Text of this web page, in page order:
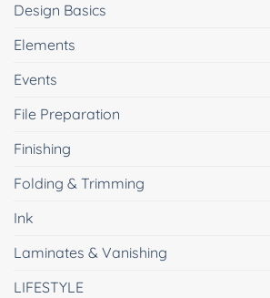
Design Basics
Elements
Events
File Preparation
Finishing
Folding & Trimming
Ink
Laminates & Vanishing
LIFESTYLE